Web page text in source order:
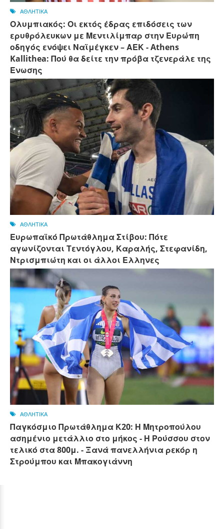
ΑΘΛΗΤΙΚΑ
Ολυμπιακός: Οι εκτός έδρας επιδόσεις των
ερυθρόλευκων με Μεντιλίμπαρ στην Ευρώπη
οδηγός ενόψει Ναϊμέγκεν – ΑΕΚ - Athens
Kallithea: Πού θα δείτε την πρόβα τζενεράλε της
Ένωσης
ΑΘΛΗΤΙΚΑ
Ευρωπαϊκό Πρωτάθλημα Στίβου: Πότε
αγωνίζονται Τεντόγλου, Καραλής, Στεφανίδη,
Ντρισμπιώτη και οι άλλοι Ελληνες
ΑΘΛΗΤΙΚΑ
Παγκόσμιο Πρωτάθλημα Κ20: Η Μητροπούλου
ασημένιο μετάλλιο στο μήκος - Η Ρούσσου στον
τελικό στα 800μ. - Ξανά πανελλήνια ρεκόρ η
Στρούμπου και Μπακογιάννη